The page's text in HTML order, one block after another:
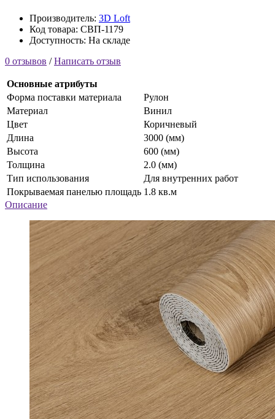
Производитель: 3D Loft
Код товара: СВП-1179
Доступность: На складе
0 отзывов /Написать отзыв
Основные атрибуты
Форма поставки материала
Рулон
Материал
Винил
Цвет
Коричневый
Длина
3000 (мм)
Высота
600 (мм)
Толщина
2.0 (мм)
Тип использования
Для внутренних работ
Покрываемая панелью площадь 1.8 кв.м
Описание